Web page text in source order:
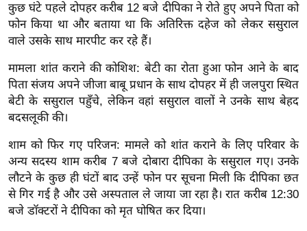
ग
इं
डि
या
सा
हि
त्य
ज
ग
त
ऑ
टो
कुछ घंटे पहले दोपहर करीब 12 बजे दीपिका ने रोते हुए अपने पिता को
फोन किया था और बताया था कि अतिरिक्त दहेज को लेकर ससुराल
वाले उसके साथ मारपीट कर रहे हैं।
मामला शांत कराने की कोशिश: बेटी का रोता हुआ फोन आने के बाद
पिता संजय अपने जीजा बाबू प्रधान के साथ दोपहर में ही जलपुरा स्थित
बेटी के ससुराल पहुँचे, लेकिन वहां ससुराल वालों ने उनके साथ बेहद
बदसलूकी की।
शाम को फिर गए परिजन: मामले को शांत कराने के लिए परिवार के
अन्य सदस्य शाम करीब 7 बजे दोबारा दीपिका के ससुराल गए। उनके
लौटने के कुछ ही घंटों बाद उन्हें फोन पर सूचना मिली कि दीपिका छत
से गिर गई है और उसे अस्पताल ले जाया जा रहा है। रात करीब 12:30
बजे डॉक्टरों ने दीपिका को मृत घोषित कर दिया।